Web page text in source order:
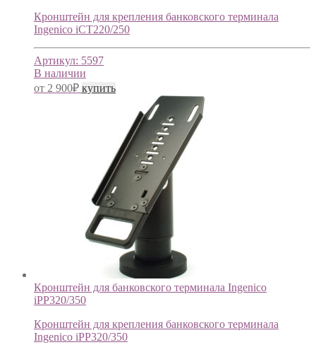
Кронштейн для крепления банковского терминала
Ingenico iCT220/250
Артикул: 5597
В наличии
от 2 900₽ купить
Кронштейн для банковского терминала Ingenico
iPP320/350
Кронштейн для крепления банковского терминала
Ingenico iPP320/350